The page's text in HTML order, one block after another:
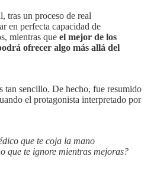
tras un proceso de real
en perfecta capacidad de
mientras que el mejor de los
ofrecer algo más allá del
tan sencillo. De hecho, fue resumido
el protagonista interpretado por
que te coja la mano
que te ignore mientras mejoras?